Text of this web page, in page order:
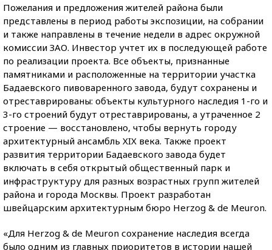
Пожелания и предложения жителей района были
представлены в период работы экспозиции, на собрании
и также направлены в течение недели в адрес окружной
комиссии ЗАО. Инвестор учтет их в последующей работе
по реализации проекта. Все объекты, признанные
памятниками и расположенные на территории участка
Бадаевского пивоваренного завода, будут сохранены и
отреставрированы: объекты культурного наследия 1-го и
3-го строений будут отреставрированы, а утраченное 2
строение — восстановлено, чтобы вернуть городу
архитектурный ансамбль XIX века. Также проект
развития территории Бадаевского завода будет
включать в себя открытый общественный парк и
инфраструктуру для разных возрастных групп жителей
района и города Москвы. Проект разработан
швейцарским архитектурным бюро Herzog & de Meuron.
«Для Herzog & de Meuron сохранение наследия всегда
было одним из главных приоритетов в истории нашей